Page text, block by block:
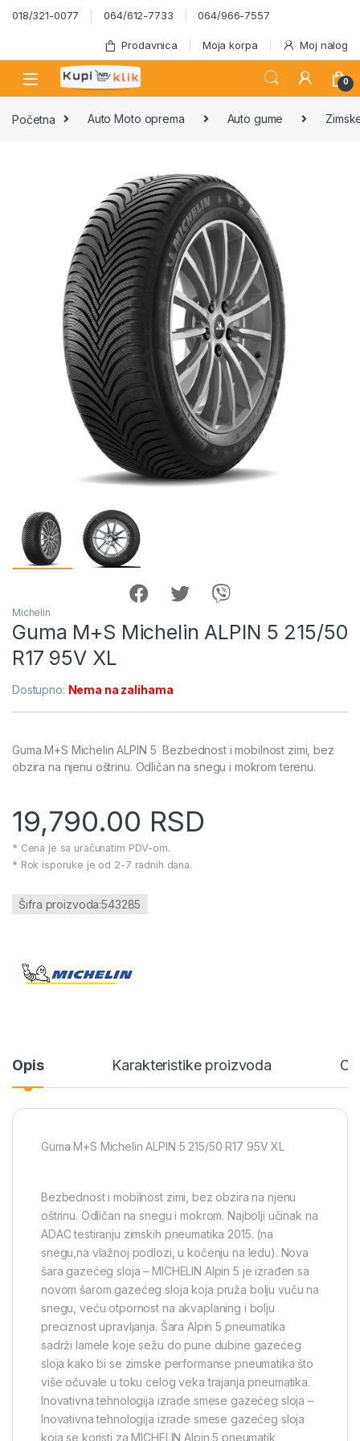
Skip to navigation
Skip to content
018/321-0077 064/612-7733 064/966-7557
Prodavnica Moja korpa Moj nalog
0
Početna Auto Moto oprema Auto gume
Michelin
Guma M+S Michelin ALPIN 5 215/50
R17 95V XL
Dostupno: Nema na zalihama
Guma M+S Michelin ALPIN 5 Bezbednost i mobilnost zimi, bez
obzira na njenu oštrinu. Odličan na snegu i mokrom terenu.
19,790.00 RSD
* Cena je sa uračunatim PDV-om.
* Rok isporuke je od 2-7 radnih dana.
Šifra proizvoda:543285
Opis Karakteristike proizvoda
Guma M+S Michelin ALPIN 5 215/50 R17 95V XL
Bezbednost i mobilnost zimi, bez obzira na njenu
oštrinu. Odličan na snegu i mokrom. Najbolji učinak na
ADAC testiranju zimskih pneumatika 2015. (na
snegu,na vlažnoj podlozi, u kočenju na ledu). Nova
šara gazećeg sloja – MICHELIN Alpin 5 je izrađen sa
novom šarom gazećeg sloja koja pruža bolju vuču na
snegu, veću otpornost na akvaplaning i bolju
preciznost upravljanja. Šara Alpin 5 pneumatika
sadrži lamele koje sežu do pune dubine gazećeg
sloja kako bi se zimske performanse pneumatika što
više očuvale u toku celog veka trajanja pneumatika.
Inovativna tehnologija izrade smese gazećeg sloja –
Inovativna tehnologija izrade smese gazećeg sloja
koja se koristi za MICHELIN Alpin 5 pneumatik,